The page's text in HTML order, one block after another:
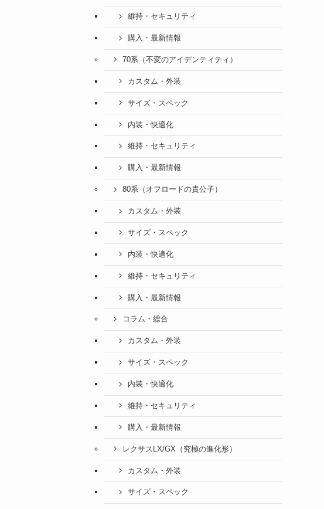
維持・セキュリティ
購入・最新情報
70系（不変のアイデンティティ）
カスタム・外装
サイズ・スペック
内装・快適化
維持・セキュリティ
購入・最新情報
80系（オフロードの貴公子）
カスタム・外装
サイズ・スペック
内装・快適化
維持・セキュリティ
購入・最新情報
コラム・総合
カスタム・外装
サイズ・スペック
内装・快適化
維持・セキュリティ
購入・最新情報
レクサスLX/GX（究極の進化形）
カスタム・外装
サイズ・スペック